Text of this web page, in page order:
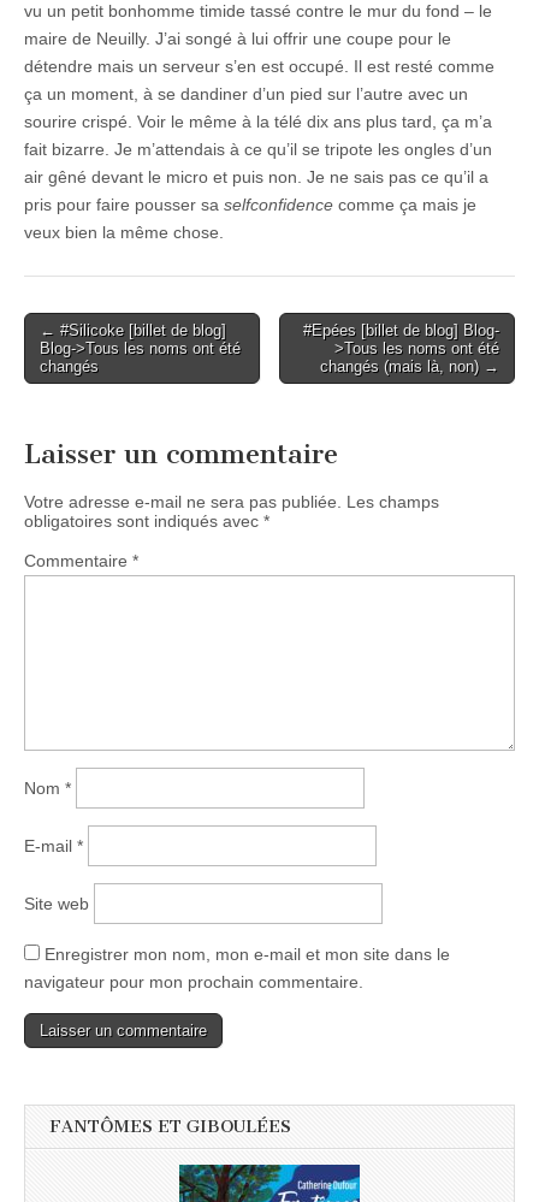
vu un petit bonhomme timide tassé contre le mur du fond – le
maire de Neuilly. J’ai songé à lui offrir une coupe pour le
détendre mais un serveur s’en est occupé. Il est resté comme
ça un moment, à se dandiner d’un pied sur l’autre avec un
sourire crispé. Voir le même à la télé dix ans plus tard, ça m’a
fait bizarre. Je m’attendais à ce qu’il se tripote les ongles d’un
air gêné devant le micro et puis non. Je ne sais pas ce qu’il a
pris pour faire pousser sa selfconfidence comme ça mais je
veux bien la même chose.
Post
navigation
← #Silicoke [billet de blog]
Blog->Tous les noms ont été
changés
#Epées [billet de blog] Blog-
>Tous les noms ont été
changés (mais là, non) →
Laisser un commentaire
Votre adresse e-mail ne sera pas publiée.
Les champs
obligatoires sont indiqués avec *
Commentaire *
Nom *
E-mail *
Site web
Enregistrer mon nom, mon e-mail et mon site dans le
navigateur pour mon prochain commentaire.
FANTÔMES ET GIBOULÉES